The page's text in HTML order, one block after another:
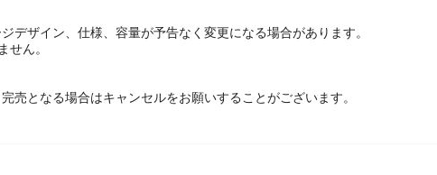
デザイン、仕様、容量が予告なく変更になる場合があります。
せん。
売となる場合はキャンセルをお願いすることがございます。